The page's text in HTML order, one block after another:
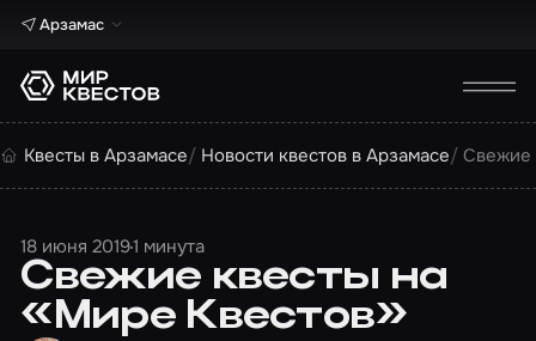
Арзамас
Квесты в Арзамасе Новости квестов в Арзамасе Свежие
18 июня 20191 минута
Свежие квесты на
«Мире Квестов»